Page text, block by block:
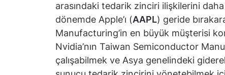
arasındaki tedarik zinciri ilişkilerini
dönemde Apple’ı (AAPL) geride
Manufacturing’in en büyük müşterisi
Nvidia’nın Taiwan Semiconductor
çalışabilmek ve Asya genelindeki